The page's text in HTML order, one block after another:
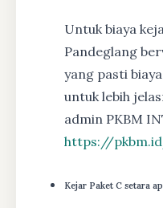
Untuk biaya
Pandeglang
yang pasti
untuk lebih
admin PKBM
https://
Kejar Paket C setara